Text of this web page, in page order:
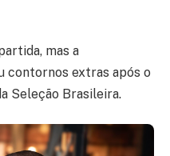
mas a
contornos extras após o
Seleção Brasileira.